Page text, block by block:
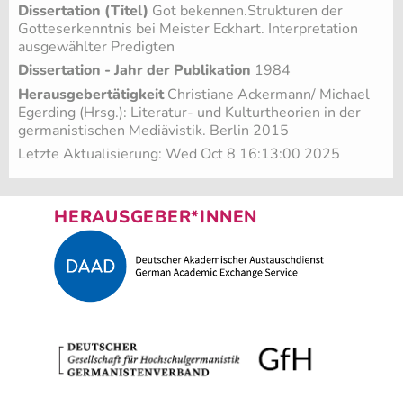
Dissertation (Titel) Got bekennen.Strukturen der
Gotteserkenntnis bei Meister Eckhart. Interpretation
ausgewählter Predigten
Dissertation - Jahr der Publikation 1984
HerausgebertätigkeitChristiane Ackermann/ Michael
Egerding (Hrsg.): Literatur- und Kulturtheorien in der
germanistischen Mediävistik. Berlin 2015
Letzte Aktualisierung: Wed Oct 8 16:13:00 2025
HERAUSGEBER*INNEN